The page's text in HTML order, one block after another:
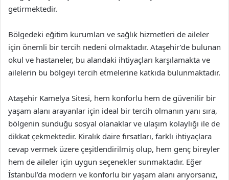
getirmektedir.
Bölgedeki eğitim kurumları ve sağlık hizmetleri de aileler
için önemli bir tercih nedeni olmaktadır. Ataşehir’de bulunan
okul ve hastaneler, bu alandaki ihtiyaçları karşılamakta ve
ailelerin bu bölgeyi tercih etmelerine katkıda bulunmaktadır.
Ataşehir Kamelya Sitesi, hem konforlu hem de güvenilir bir
yaşam alanı arayanlar için ideal bir tercih olmanın yanı sıra,
bölgenin sunduğu sosyal olanaklar ve ulaşım kolaylığı ile de
dikkat çekmektedir. Kiralık daire fırsatları, farklı ihtiyaçlara
cevap vermek üzere çeşitlendirilmiş olup, hem genç bireyler
hem de aileler için uygun seçenekler sunmaktadır. Eğer
İstanbul’da modern ve konforlu bir yaşam alanı arıyorsanız,